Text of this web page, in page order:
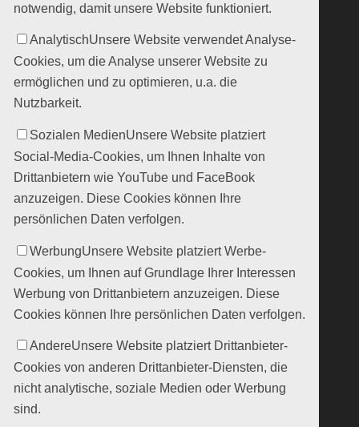
notwendig, damit unsere Website funktioniert.
AnalytischUnsere Website verwendet Analyse-
Cookies, um die Analyse unserer Website zu
ermöglichen und zu optimieren, u.a. die
Nutzbarkeit.
Sozialen MedienUnsere Website platziert
Social-Media-Cookies, um Ihnen Inhalte von
Drittanbietern wie YouTube und FaceBook
anzuzeigen. Diese Cookies können Ihre
persönlichen Daten verfolgen.
WerbungUnsere Website platziert Werbe-
Cookies, um Ihnen auf Grundlage Ihrer Interessen
Werbung von Drittanbietern anzuzeigen. Diese
Cookies können Ihre persönlichen Daten verfolgen.
AndereUnsere Website platziert Drittanbieter-
Cookies von anderen Drittanbieter-Diensten, die
nicht analytische, soziale Medien oder Werbung
sind.